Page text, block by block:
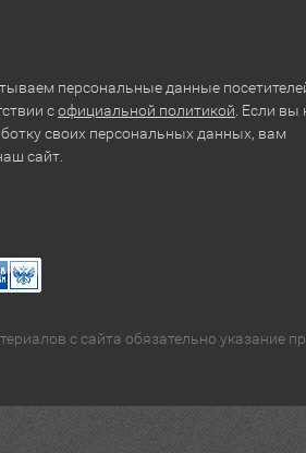
персональные данные
софициальной политикой. Если вы
своих персональных данных, вам
сайт.
с сайта обязательно указание